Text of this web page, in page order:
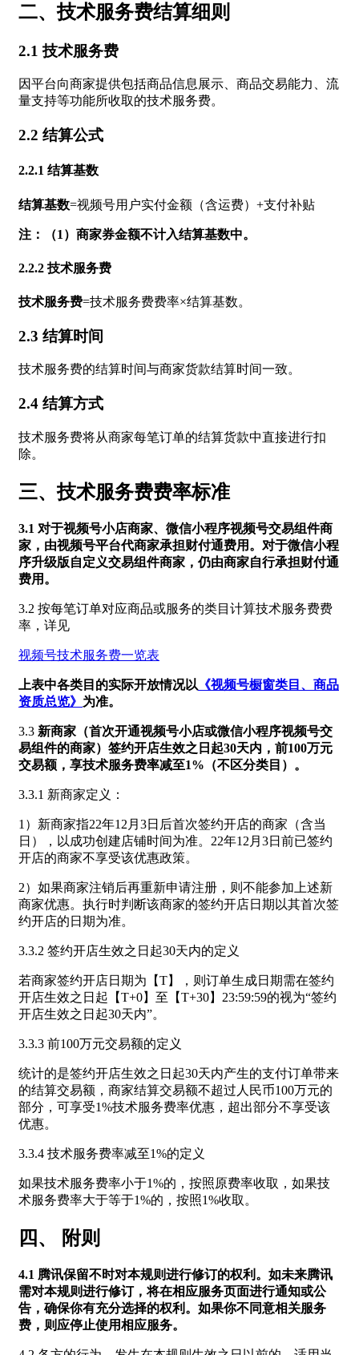
二、技术服务费结算细则
2.1 技术服务费
因平台向商家提供包括商品信息展示、商品交易能力、流
量支持等功能所收取的技术服务费。
2.2 结算公式
2.2.1 结算基数
结算基数=视频号用户实付金额（含运费）+支付补贴
注： （1）商家券金额不计入结算基数中。
2.2.2 技术服务费
技术服务费=技术服务费费率×结算基数。
2.3 结算时间
技术服务费的结算时间与商家货款结算时间一致。
2.4 结算方式
技术服务费将从商家每笔订单的结算货款中直接进行扣
除。
三、技术服务费费率标准
3.1 对于视频号小店商家、微信小程序视频号交易组件商
家，由视频号平台代商家承担财付通费用。对于微信小程
序升级版自定义交易组件商家，仍由商家自行承担财付通
费用。
3.2 按每笔订单对应商品或服务的类目计算技术服务费费
率，详见
视频号技术服务费一览表
上表中各类目的实际开放情况以 《视频号橱窗类目、商品
资质总览》 为准。
3.3 新商家（首次开通视频号小店或微信小程序视频号交
易组件的商家）签约开店生效之日起30天内，前100万元
交易额，享技术服务费率减至1%（不区分类目）。
3.3.1 新商家定义：
1）新商家指22年12月3日后首次签约开店的商家（含当
日），以成功创建店铺时间为准。22年12月3日前已签约
开店的商家不享受该优惠政策。
2）如果商家注销后再重新申请注册，则不能参加上述新
商家优惠。执行时判断该商家的签约开店日期以其首次签
约开店的日期为准。
3.3.2 签约开店生效之日起30天内的定义
若商家签约开店日期为【T】，则订单生成日期需在签约
开店生效之日起【T+0】至【T+30】23:59:59的视为“签约
开店生效之日起30天内”。
3.3.3 前100万元交易额的定义
统计的是签约开店生效之日起30天内产生的支付订单带来
的结算交易额，商家结算交易额不超过人民币100万元的
部分，可享受1%技术服务费率优惠，超出部分不享受该
优惠。
3.3.4 技术服务费率减至1%的定义
如果技术服务费率小于1%的，按照原费率收取，如果技
术服务费率大于等于1%的，按照1%收取。
四、 附则
4.1 腾讯保留不时对本规则进行修订的权利。如未来腾讯
需对本规则进行修订，将在相应服务页面进行通知或公
告，确保你有充分选择的权利。如果你不同意相关服务
费，则应停止使用相应服务。